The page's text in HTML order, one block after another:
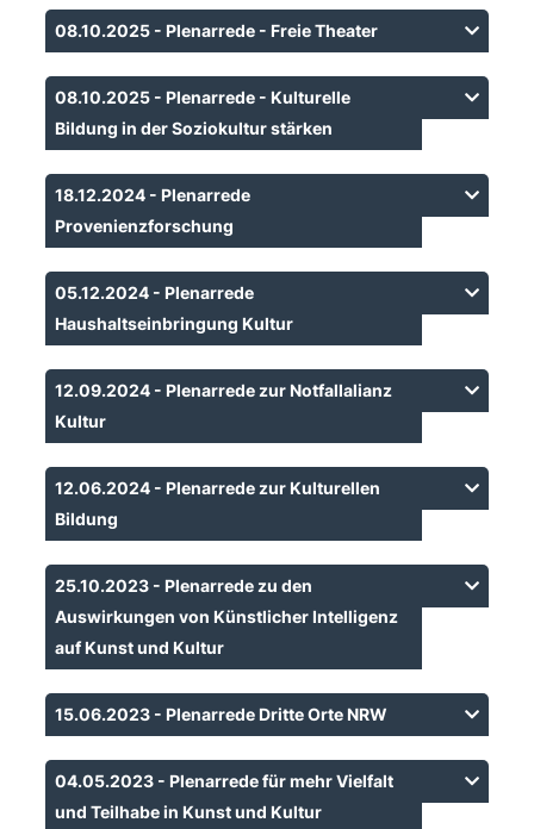
08.10.2025 - Plenarrede - Freie Theater
08.10.2025 - Plenarrede - Kulturelle
Bildung in der Soziokultur stärken
18.12.2024 - Plenarrede
Provenienzforschung
05.12.2024 - Plenarrede
Haushaltseinbringung Kultur
12.09.2024 - Plenarrede zur Notfallalianz
Kultur
12.06.2024 - Plenarrede zur Kulturellen
Bildung
25.10.2023 - Plenarrede zu den
Auswirkungen von Künstlicher Intelligenz
auf Kunst und Kultur
15.06.2023 - Plenarrede Dritte Orte NRW
04.05.2023 - Plenarrede für mehr Vielfalt
und Teilhabe in Kunst und Kultur